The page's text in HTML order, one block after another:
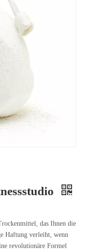
das Ihnen die
Haftung verleiht, wenn
revolutionäre Formel